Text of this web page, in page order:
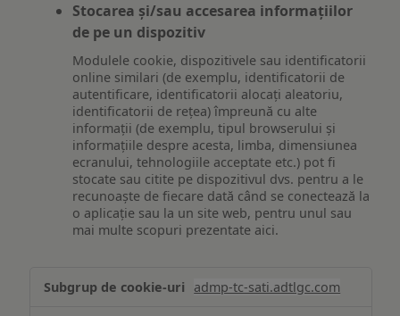
Stocarea și/sau accesarea informațiilor
de pe un dispozitiv
Modulele cookie, dispozitivele sau identificatorii
online similari (de exemplu, identificatorii de
autentificare, identificatorii alocați aleatoriu,
identificatorii de rețea) împreună cu alte
informații (de exemplu, tipul browserului și
informațiile despre acesta, limba, dimensiunea
ecranului, tehnologiile acceptate etc.) pot fi
stocate sau citite pe dispozitivul dvs. pentru a le
recunoaște de fiecare dată când se conectează la
o aplicație sau la un site web, pentru unul sau
mai multe scopuri prezentate aici.
și/sau
admp-tc-sati.adtlgc.com